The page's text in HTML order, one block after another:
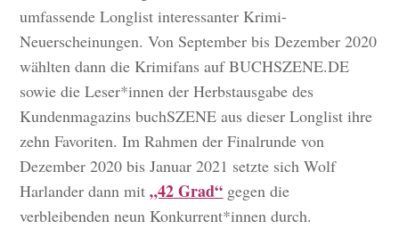
umfassende Longlist interessanter Krimi-
Neuerscheinungen. Von September bis Dezember 2020
wählten dann die Krimifans auf BUCHSZENE.DE
sowie die Leser*innen der Herbstausgabe des
Kundenmagazins buchSZENE aus dieser Longlist ihre
zehn Favoriten. Im Rahmen der Finalrunde von
Dezember 2020 bis Januar 2021 setzte sich Wolf
Harlander dann mit„42 Grad“ gegen die
verbleibenden neun Konkurrent*innen durch.